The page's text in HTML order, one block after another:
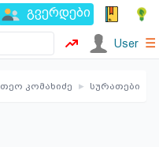
გვერდები
User ☰
თეო კომახიძე ▸ სურათები